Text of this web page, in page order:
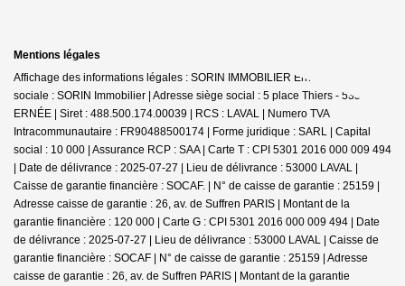
Mentions légales
Affichage des informations légales : SORIN IMMOBILIER Ernée | Raison
sociale : SORIN Immobilier | Adresse siège social : 5 place Thiers - 53500
ERNÉE | Siret : 488.500.174.00039 | RCS : LAVAL | Numero TVA
Intracommunautaire : FR90488500174 | Forme juridique : SARL | Capital
social : 10 000 | Assurance RCP : SAA | Carte T : CPI 5301 2016 000 009 494
| Date de délivrance : 2025-07-27 | Lieu de délivrance : 53000 LAVAL |
Caisse de garantie financière : SOCAF. | N° de caisse de garantie : 25159 |
Adresse caisse de garantie : 26, av. de Suffren PARIS | Montant de la
garantie financière : 120 000 | Carte G : CPI 5301 2016 000 009 494 | Date
de délivrance : 2025-07-27 | Lieu de délivrance : 53000 LAVAL | Caisse de
garantie financière : SOCAF | N° de caisse de garantie : 25159 | Adresse
caisse de garantie : 26, av. de Suffren PARIS | Montant de la garantie